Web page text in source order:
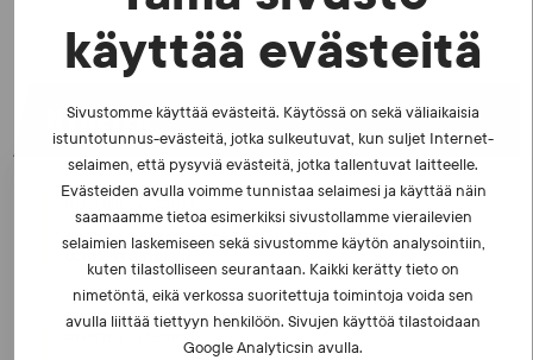
käyttää evästeitä
Sivustomme käyttää evästeitä. Käytössä on sekä väliaikaisia
istuntotunnus-evästeitä, jotka sulkeutuvat, kun suljet Internet-
selaimen, että pysyviä evästeitä, jotka tallentuvat laitteelle.
Evästeiden avulla voimme tunnistaa selaimesi ja käyttää näin
saamaamme tietoa esimerkiksi sivustollamme vierailevien
selaimien laskemiseen sekä sivustomme käytön analysointiin,
kuten tilastolliseen seurantaan. Kaikki kerätty tieto on
nimetöntä, eikä verkossa suoritettuja toimintoja voida sen
avulla liittää tiettyyn henkilöön. Sivujen käyttöä tilastoidaan
Google Analyticsin avulla.
NYHETER
Antalet kontroller ökade år 2025 – idrottarna gav
utmärkta betyg
NYHETER - 26.3.2025